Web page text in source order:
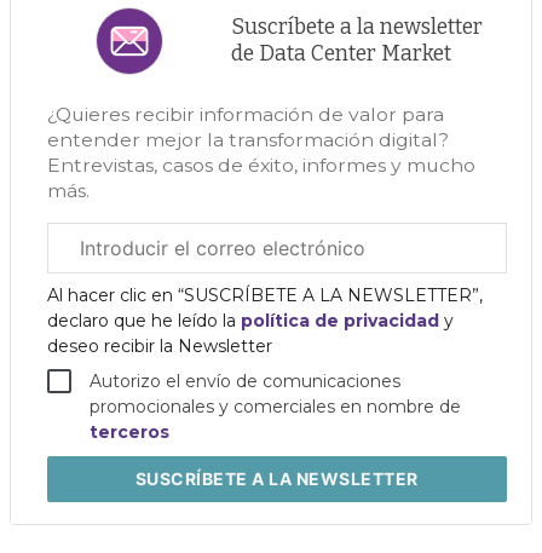
Suscríbete a la newsletter
de Data Center Market
¿Quieres recibir información de valor para
entender mejor la transformación digital?
Entrevistas, casos de éxito, informes y mucho
más.
electrónico
corporativo
Al hacer clic en “SUSCRÍBETE A LA NEWSLETTER”,
declaro que he leído la política de privacidad y
deseo recibir la Newsletter
Autorizo el envío de comunicaciones
promocionales y comerciales en nombre de
terceros
SUSCRÍBETEA LA NEWSLETTER